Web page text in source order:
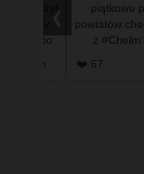
piątkowe
powiatów
z #Chełm'a
❮